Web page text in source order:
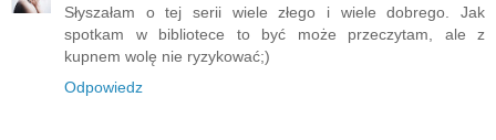
Słyszałam o tej serii wiele złego i wiele dobrego. Jak
spotkam w bibliotece to być może przeczytam, ale z
kupnem wolę nie ryzykować;)
Odpowiedz